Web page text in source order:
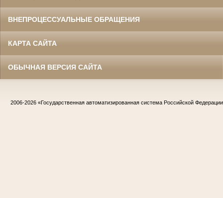
ВНЕПРОЦЕССУАЛЬНЫЕ ОБРАЩЕНИЯ
КАРТА САЙТА
ОБЫЧНАЯ ВЕРСИЯ САЙТА
2006-2026 «Государственная автоматизированная система Российской